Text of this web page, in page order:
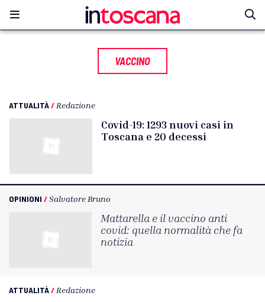
VACCINO
ATTUALITÀ/ Redazione
Covid-19: 1293 nuovi casi in
Toscana e 20 decessi
OPINIONI /Salvatore Bruno
Mattarella e il vaccino anti
covid: quella normalità che fa
notizia
ATTUALITÀ/ Redazione